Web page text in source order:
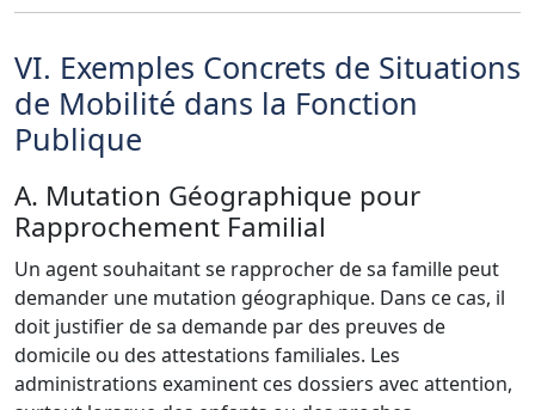
VI. Exemples Concrets de Situations
de Mobilité dans la Fonction
Publique
A. Mutation Géographique pour
Rapprochement Familial
Un agent souhaitant se rapprocher de sa famille peut
demander une mutation géographique. Dans ce cas, il
doit justifier de sa demande par des preuves de
domicile ou des attestations familiales. Les
administrations examinent ces dossiers avec attention,